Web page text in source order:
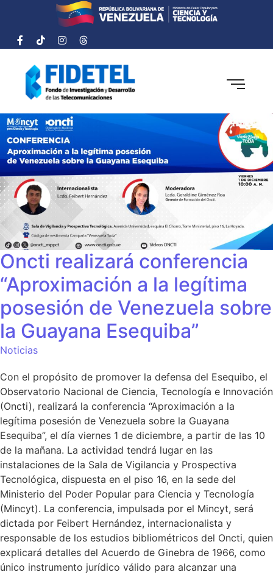
Oncti realizará conferencia
“Aproximación a la legítima
posesión de Venezuela sobre
la Guayana Esequiba”
Noticias
Con el propósito de promover la defensa del Esequibo, el
Observatorio Nacional de Ciencia, Tecnología e Innovación
(Oncti), realizará la conferencia “Aproximación a la
legítima posesión de Venezuela sobre la Guayana
Esequiba”, el día viernes 1 de diciembre, a partir de las 10
de la mañana. La actividad tendrá lugar en las
instalaciones de la Sala de Vigilancia y Prospectiva
Tecnológica, dispuesta en el piso 16, en la sede del
Ministerio del Poder Popular para Ciencia y Tecnología
(Mincyt). La conferencia, impulsada por el Mincyt, será
dictada por Feibert Hernández, internacionalista y
responsable de los estudios bibliométricos del Oncti, quien
explicará detalles del Acuerdo de Ginebra de 1966, como
único instrumento jurídico válido para alcanzar una